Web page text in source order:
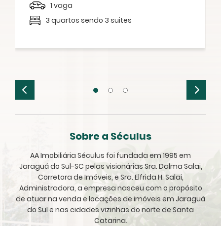
1 vaga
3 quartos sendo 3 suites
Sobre a Séculus
AA Imobiliária Séculus foi fundada em 1995 em
Jaraguá do Sul-SC pelas visionárias Sra. Dalma Salai,
Corretora de Imóveis, e Sra. Elfrida H. Salai,
Administradora, a empresa nasceu com o propósito
de atuar na venda e locações de imóveis em Jaraguá
do Sul e nas cidades vizinhas do norte de Santa
Catarina.